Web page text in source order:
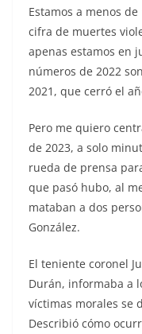
Estamos a menos
cifra de muertes
apenas estamos en
números de 2022
2021, que cerró el
Pero me quiero
de 2023, a solo
rueda de prensa
que pasó hubo, al
mataban a dos
González.
El teniente coronel
Durán, informaba a
víctimas morales se
Describió cómo